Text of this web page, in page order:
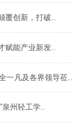
覆创新，打破..
赋能产业新发..
一凡及各界领导莅..
泉州轻工学..